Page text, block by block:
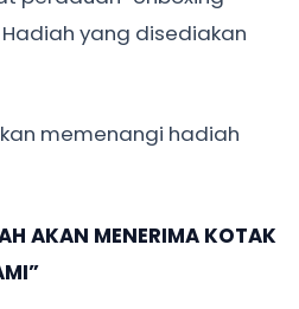
yang disediakan
memenangi hadiah
AKAN MENERIMA KOTAK